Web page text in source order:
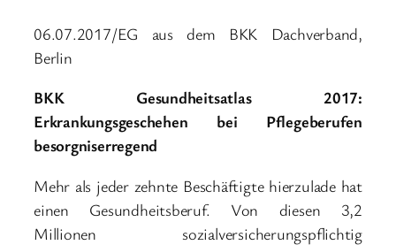
06.07.2017/EG aus dem BKK Dachverband,
Berlin
BKK Gesundheitsatlas 2017:
Erkrankungsgeschehen bei Pflegeberufen
besorgniserregend
Mehr als jeder zehnte Beschäftigte hierzulade hat
einen Gesundheitsberuf. Von diesen 3,2
Millionen sozialversicherungspflichtig